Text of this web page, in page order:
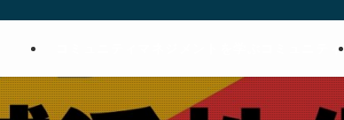
コミュニティマネジメントを学ぶコミュニティ